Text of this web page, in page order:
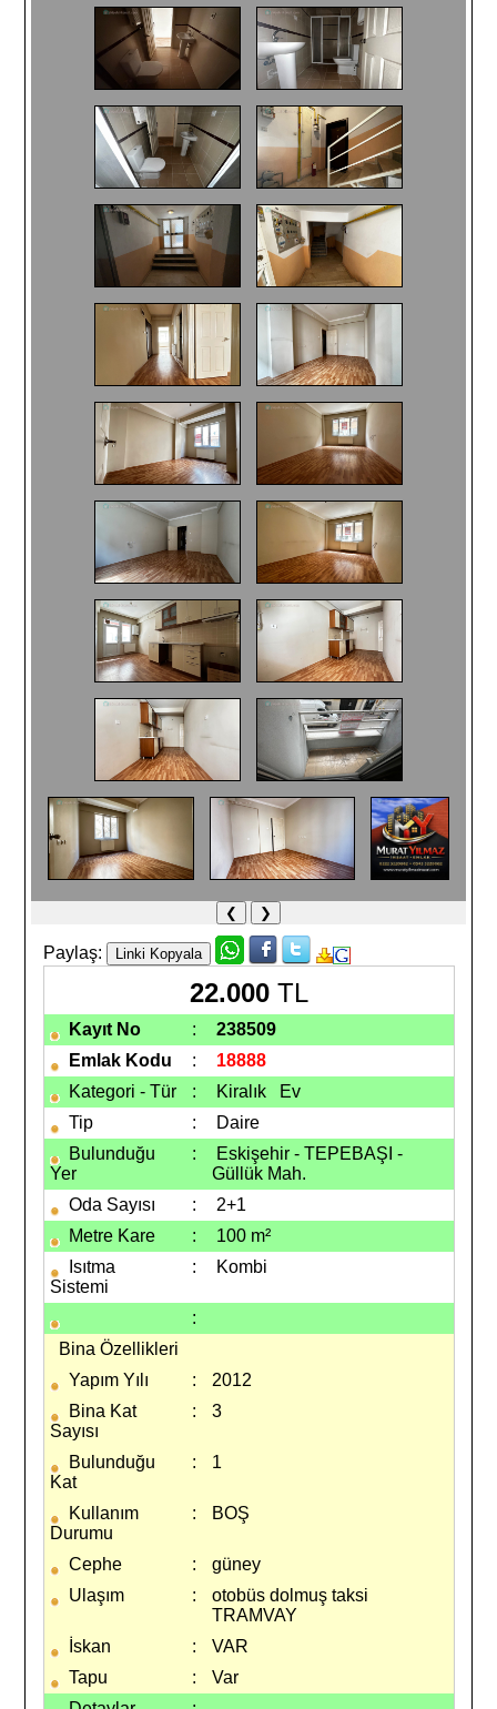
❮ ❯
Paylaş:
22.000 TL
Kayıt No :
238509
Emlak Kodu
:
18888
Kategori - Tür
: KiralıkEv
Tip
:
Daire
Bulunduğu
Yer
:
Eskişehir - TEPEBAŞI -
Güllük Mah.
Oda Sayısı
:
2+1
Metre Kare
:
100 m²
Isıtma
Sistemi
: Kombi
:
Bina Özellikleri
Yapım Yılı
:
2012
Bina Kat
Sayısı
: 3
Bulunduğu
Kat
: 1
Kullanım
Durumu
: BOŞ
Cephe :
güney
Ulaşım
:
otobüs dolmuş taksi
TRAMVAY
İskan
:
VAR
Tapu
:
Var